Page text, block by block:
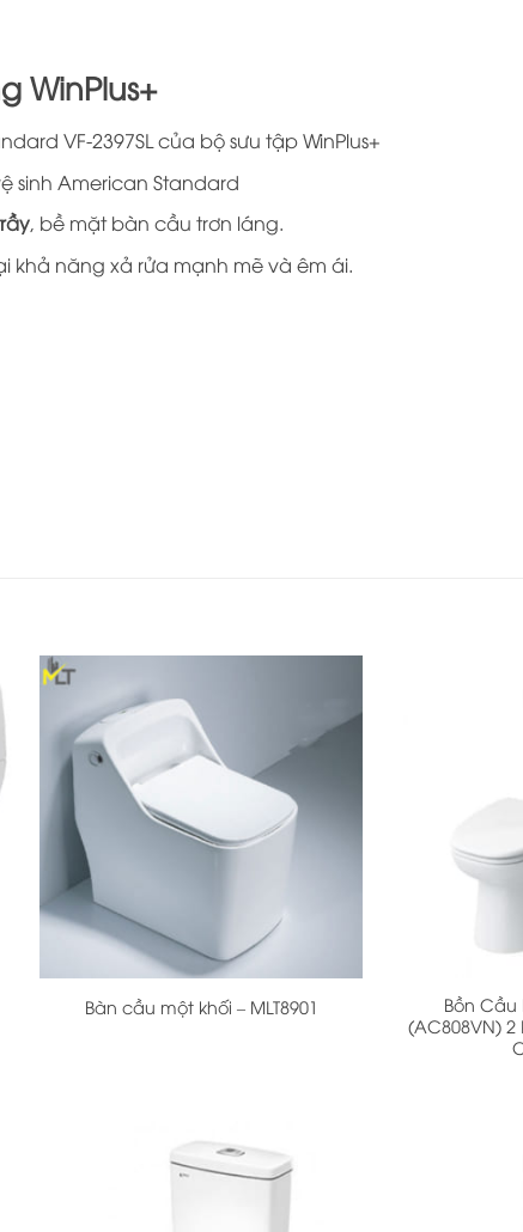
WinPlus+
VF-2397SL của bộ sưu tập WinPlus+
sinh American Standard
, bề mặt bàn cầu trơn láng.
khả năng xả rửa mạnh mẽ và êm ái.
Bàn cầu một khối – MLT8901
Bồn Cầu
(AC808VN)